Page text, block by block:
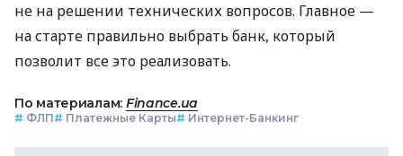
не на решении технических вопросов. Главное —
на старте правильно выбрать банк, который
позволит все это реализовать.
По материалам: Finance.ua
# ФЛП# Платежные Карты# Интернет-Банкинг